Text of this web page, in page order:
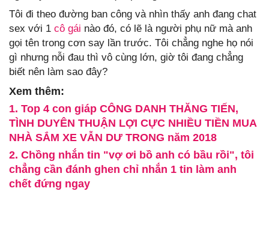
Tôi đi theo đường ban công và nhìn thấy anh đang chat
sex với 1 cô gái nào đó, có lẽ là người phụ nữ mà anh
gọi tên trong cơn say lần trước. Tôi chẳng nghe họ nói
gì nhưng nỗi đau thì vô cùng lớn, giờ tôi đang chẳng
biết nên làm sao đây?
Xem thêm:
1. Top 4 con giáp CÔNG DANH THĂNG TIẾN,
TÌNH DUYÊN THUẬN LỢI CỰC NHIỀU TIỀN MUA
NHÀ SẮM XE VẪN DƯ TRONG năm 2018
2. Chồng nhắn tin "vợ ơi bồ anh có bầu rồi", tôi
chẳng cần đánh ghen chỉ nhắn 1 tin làm anh
chết đứng ngay